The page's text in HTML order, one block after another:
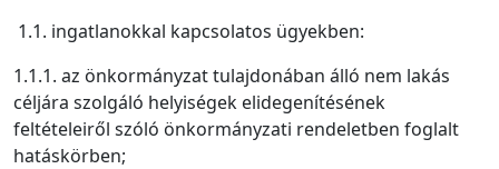
1.1. ingatlanokkal kapcsolatos ügyekben:
1.1.1. az önkormányzat tulajdonában álló nem lakás
céljára szolgáló helyiségek elidegenítésének
feltételeiről szóló önkormányzati rendeletben foglalt
hatáskörben;